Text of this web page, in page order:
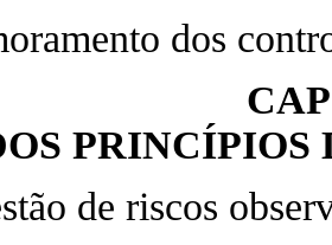
dos
PRINCÍPIOS
de riscos